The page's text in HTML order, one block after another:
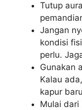
Tutup
Jangan
kondisi
perlu.
Gunakan
Kalau
kapur
Mulai dari